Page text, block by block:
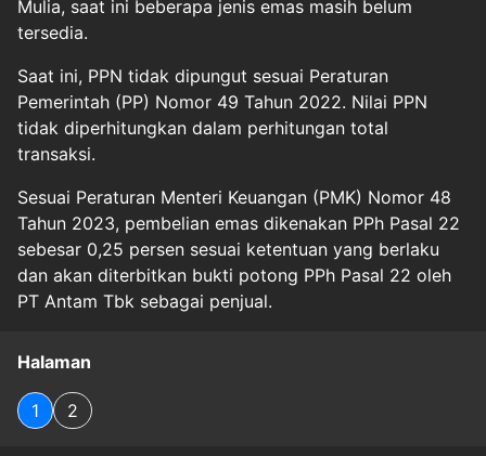
Mulia, saat ini beberapa jenis emas masih belum
tersedia.
Saat ini, PPN tidak dipungut sesuai Peraturan
Pemerintah (PP) Nomor 49 Tahun 2022. Nilai PPN
tidak diperhitungkan dalam perhitungan total
transaksi.
Sesuai Peraturan Menteri Keuangan (PMK) Nomor 48
Tahun 2023, pembelian emas dikenakan PPh Pasal 22
sebesar 0,25 persen sesuai ketentuan yang berlaku
dan akan diterbitkan bukti potong PPh Pasal 22 oleh
PT Antam Tbk sebagai penjual.
Halaman
1 2